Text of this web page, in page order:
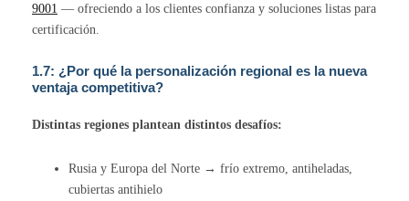
9001 — ofreciendo a los clientes confianza y soluciones listas para
certificación.
1.7: ¿Por qué la personalización regional es la nueva
ventaja competitiva?
Distintas regiones plantean distintos desafíos:
Rusia y Europa del Norte → frío extremo, antiheladas,
cubiertas antihielo